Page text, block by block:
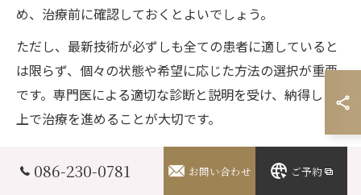
め、治療前に確認しておくとよいでしょう。
ただし、最新技術が必ずしも全ての患者に適していると
は限らず、個々の状態や希望に応じた方法の選択が重要
です。専門医による適切な診断と説明を受け、納得した
上で治療を進めることが大切です。
歯科医院選びで補綴分野を比較するポイント
086-230-0781 お問い合わせ ご予約